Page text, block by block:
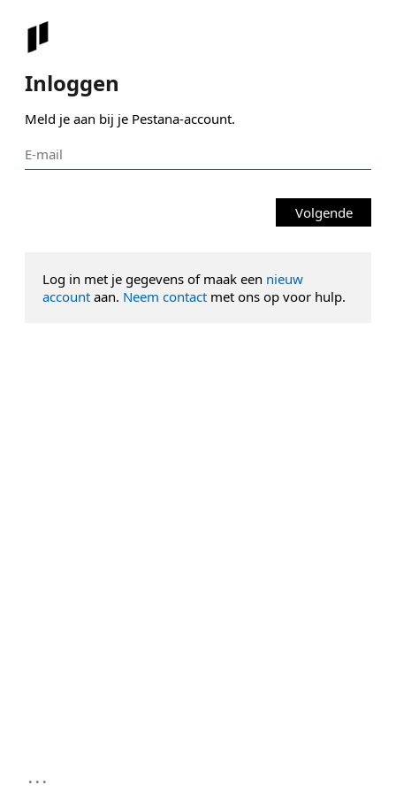
Inloggen
Meld je aan bij je Pestana-account.
Volgende
Log in met je gegevens of maak een nieuw
account aan. Neem contact met ons op voor hulp.
...